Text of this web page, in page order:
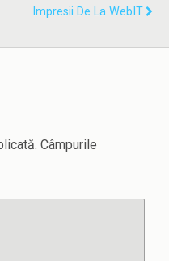
Impresii De La WebIT
Câmpurile